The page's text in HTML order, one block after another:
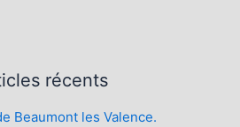
récents
Beaumont les Valence.